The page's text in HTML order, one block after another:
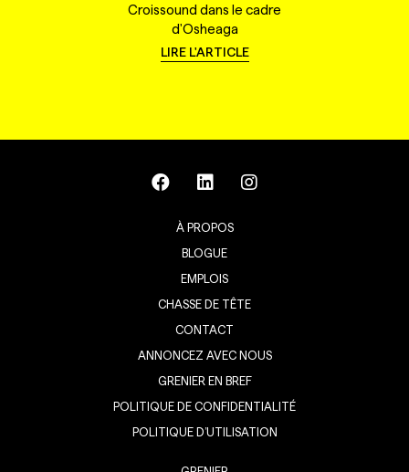
Croissound dans le cadre
d'Osheaga
LIRE L'ARTICLE
À PROPOS
BLOGUE
EMPLOIS
CHASSE DE TÊTE
CONTACT
ANNONCEZ AVEC NOUS
GRENIER EN BREF
POLITIQUE DE CONFIDENTIALITÉ
POLITIQUE D’UTILISATION